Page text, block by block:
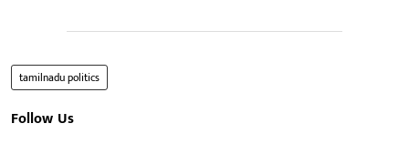
tamilnadu politics
Follow Us